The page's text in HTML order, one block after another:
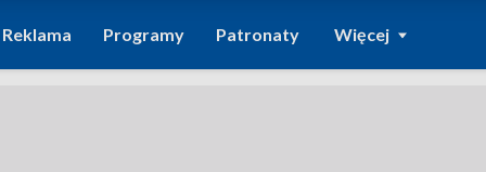
Reklama Programy Patronaty Więcej